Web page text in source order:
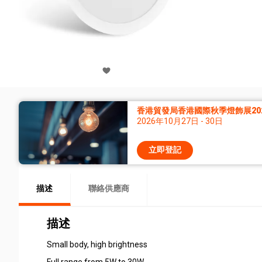
香港貿發局香港國際秋季燈飾展
2026年10月27日 - 30日
立即登記
描述 聯絡供應商
描述
Small body, high brightness